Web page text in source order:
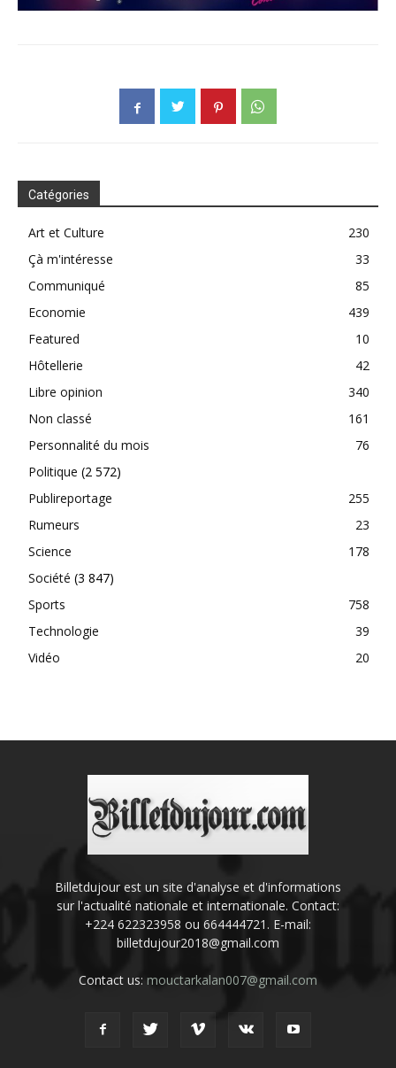
Catégories
Art et Culture
230
Çà m'intéresse
33
Communiqué
85
Economie
439
Featured
10
Hôtellerie
42
Libre opinion
340
Non classé
161
Personnalité du mois
76
Politique (2 572)
Publireportage
255
Rumeurs
23
Science
178
Société (3 847)
Sports
758
Technologie
39
Vidéo
20
Billetdujour est un site d'analyse et d'informations
sur l'actualité nationale et internationale. Contact:
+224 622323958 ou 664444721. E-mail:
billetdujour2018@gmail.com
Contact us: mouctarkalan007@gmail.com